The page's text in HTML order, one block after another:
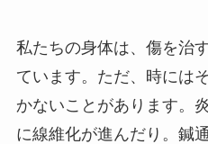
私たちの身体は、傷を治
ています。ただ、時には
かないことがあります。
に線維化が進んだり。鍼